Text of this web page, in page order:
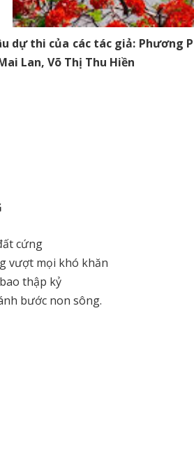
dự thi của các tác giả: Phương
Lan, Võ Thị Thu Hiền
cứng
vượt mọi khó khăn
thập kỷ
bước non sông.